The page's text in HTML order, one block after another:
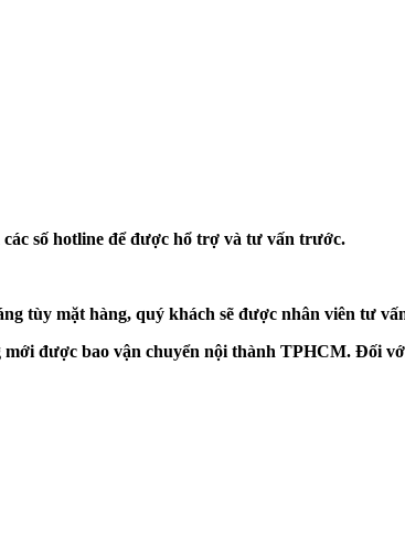
số hotline để được hổ trợ và tư vấn trước.
tùy mặt hàng, quý khách sẽ được nhân viên tư
được bao vận chuyển nội thành TPHCM. Đối